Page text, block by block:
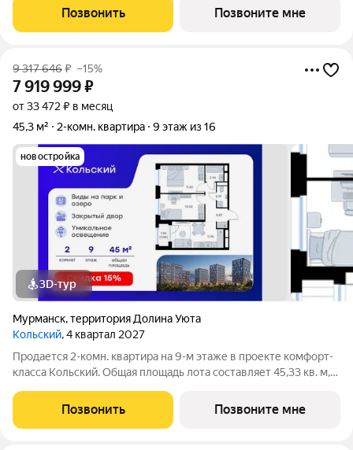
под кухонную зону. Номер квартиры - 282. Старт продаж!
Преимущества
Позвонить Позвоните мне
9 317 646₽ –15%
7 919 999₽
от 33 472 ₽ в месяц
45,3 м²
2-комн. квартира 9 этаж из 16
новостройка
3D-тур
Мурманск,территория Долина Уюта
Кольский, 4 квартал 2027
Продается 2-комн. квартира на 9-м этаже в проекте комфорт-
класса Кольский. Общая площадь лота составляет 45,33 кв. м,
кухонную зону. Номер квартиры - 325. Преимущества
квартиры: компактная 2
Позвонить Позвоните мне